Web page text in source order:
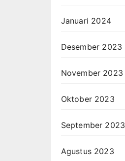
Januari 2024
Desember 2023
November 2023
Oktober 2023
September 2023
Agustus 2023